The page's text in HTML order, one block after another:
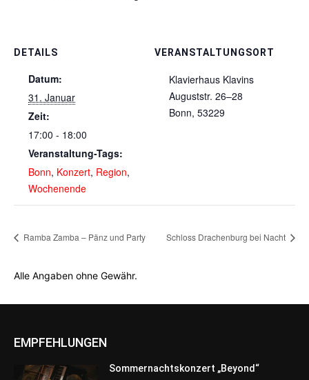
DETAILS
Datum:
31. Januar
Zeit:
17:00 - 18:00
Veranstaltung-Tags:
Bonn, Konzert, Region,
Wochenende
VERANSTALTUNGSORT
Klavierhaus Klavins
Auguststr. 26–28
Bonn, 53229
Ramba Zamba – Pänz und Party Schloss Drachenburg bei Nacht
Alle Angaben ohne Gewähr.
EMPFEHLUNGEN
Sommernachtskonzert „Beyond“